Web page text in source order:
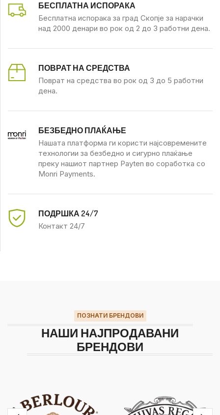
БЕСПЛАТНА ИСПОРАКА
Бесплатна испорака за град Скопје за нарачки
над 2000 денари во рок од 2 до 3 работни дена.
ПОВРАТ НА СРЕДСТВА
Поврат на средства во рок од 3 до 5 работни
дена.
БЕЗБЕДНО ПЛАЌАЊЕ
Нашата платформа ги користи најсовремените
технологии за безбедно и сигурно плаќање
преку нашиот партнер Payten во соработка со
Monri Payments.
ПОДРШКА 24/7
Контакт 24/7
ПОЗНАТИ БРЕНДОВИ
НАШИ НАЈПРОДАВАНИ
БРЕНДОВИ